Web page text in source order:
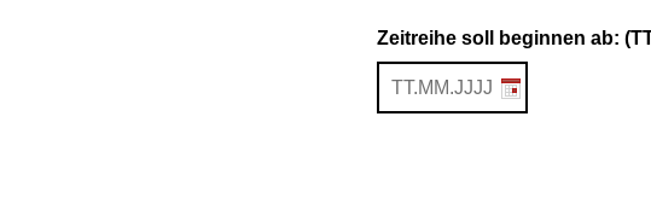
Zeitreihe soll beginnen ab: